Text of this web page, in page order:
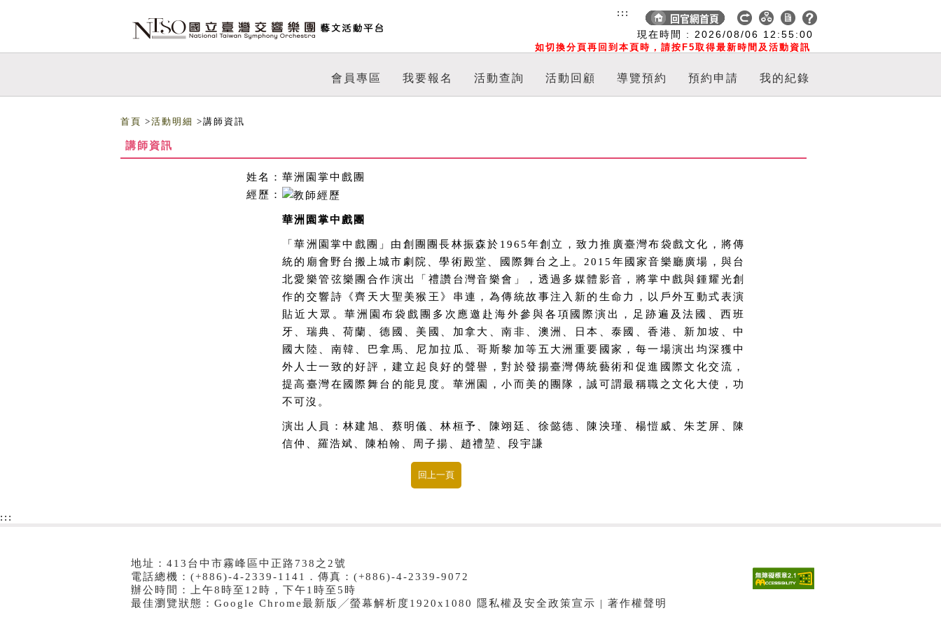
現在時間 : 2026/08/06 12:55:00
如切換分頁再回到本頁時，請按F5取得最新時間及活動資訊
:::
會員專區 我要報名 活動查詢 活動回顧 導覽預約 預約申請 我的紀錄
首頁 >活動明細 >講師資訊
講師資訊
姓名： 華洲園掌中戲團
經歷：
華洲園掌中戲團
「華洲園掌中戲團」由創團團長林振森於1965年創立，致力推廣臺灣布袋戲文化，將傳
統的廟會野台搬上城市劇院、學術殿堂、國際舞台之上。2015年國家音樂廳廣場，與台
北愛樂管弦樂團合作演出「禮讚台灣音樂會」，透過多媒體影音，將掌中戲與鍾耀光創
作的交響詩《齊天大聖美猴王》串連，為傳統故事注入新的生命力，以戶外互動式表演
貼近大眾。華洲園布袋戲團多次應邀赴海外參與各項國際演出，足跡遍及法國、西班
牙、瑞典、荷蘭、德國、美國、加拿大、南非、澳洲、日本、泰國、香港、新加坡、中
國大陸、南韓、巴拿馬、尼加拉瓜、哥斯黎加等五大洲重要國家，每一場演出均深獲中
外人士一致的好評，建立起良好的聲譽，對於發揚臺灣傳統藝術和促進國際文化交流，
提高臺灣在國際舞台的能見度。華洲園，小而美的團隊，誠可謂最稱職之文化大使，功
不可沒。
演出人員：林建旭、蔡明儀、林桓予、陳翊廷、徐懿德、陳泱瑾、楊愷威、朱芝屏、陳
信仲、羅浩斌、陳柏翰、周子揚、趙禮堃、段宇謙
:::
地址：413台中市霧峰區中正路738之2號
電話總機：(+886)-4-2339-1141．傳真：(+886)-4-2339-9072
辦公時間：上午8時至12時，下午1時至5時
最佳瀏覽狀態：Google Chrome最新版╱螢幕解析度1920x1080 隱私權及安全政策宣示 | 著作權聲明